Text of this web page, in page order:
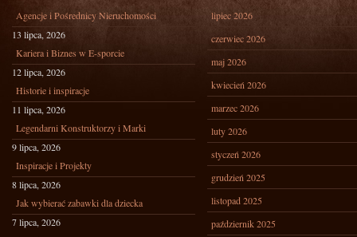
Agencje i Pośrednicy Nieruchomości
13 lipca, 2026
Kariera i Biznes w E-sporcie
12 lipca, 2026
Historie i inspiracje
11 lipca, 2026
Legendarni Konstruktorzy i Marki
9 lipca, 2026
Inspiracje i Projekty
8 lipca, 2026
Jak wybierać zabawki dla dziecka
7 lipca, 2026
lipiec 2026
czerwiec 2026
maj 2026
kwiecień 2026
marzec 2026
luty 2026
styczeń 2026
grudzień 2025
listopad 2025
październik 2025